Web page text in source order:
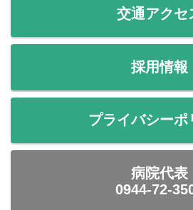
交通アクセ
採用情報
プライバシーポ
病院代表
0944-72-